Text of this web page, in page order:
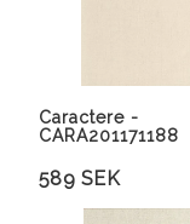
Caractere -
CARA201171188
589 SEK